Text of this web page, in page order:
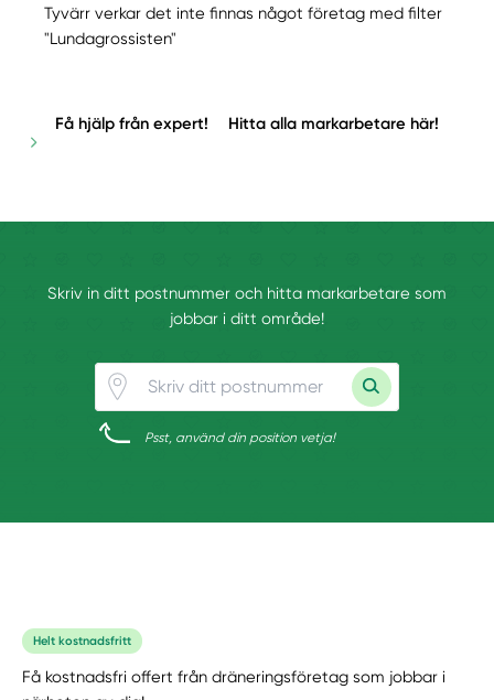
Tyvärr verkar det inte finnas något företag med filter
"Lundagrossisten"
Få hjälp från expert! Hitta alla markarbetare här!
Skriv in ditt postnummer och hitta markarbetare som
jobbar i ditt område!
Psst, använd din position vetja!
Helt kostnadsfritt
Få kostnadsfri offert från dräneringsföretag som jobbar i